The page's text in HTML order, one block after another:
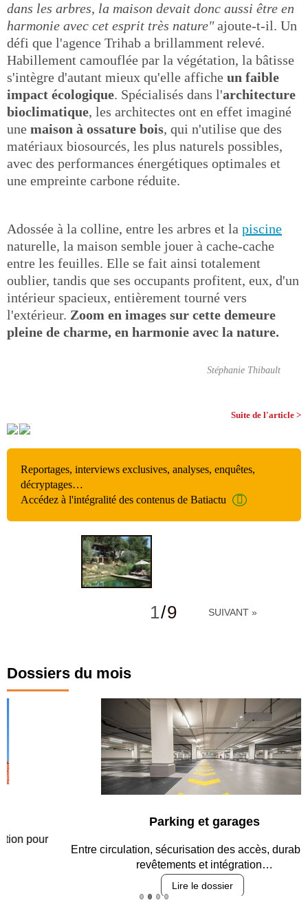
dans les arbres, la maison devait donc aussi être en
harmonie avec cet esprit très nature"ajoute-t-il. Un
défi que l'agence Trihab a brillamment relevé.
Habillement camouflée par la végétation, la bâtisse
s'intègre d'autant mieux qu'elle affiche un faible
impact écologique. Spécialisés dans l'architecture
bioclimatique, les architectes ont en effet imaginé
une maison à ossature bois, qui n'utilise que des
matériaux biosourcés, les plus naturels possibles,
avec des performances énergétiques optimales et
une empreinte carbone réduite.
Adossée à la colline, entre les arbres et la piscine
naturelle, la maison semble jouer à cache-cache
entre les feuilles. Elle se fait ainsi totalement
oublier, tandis que ses occupants profitent, eux, d'un
intérieur spacieux, entièrement tourné vers
l'extérieur. Zoom en images sur cette demeure
pleine de charme, en harmonie avec la nature.
Stéphanie Thibault
Suite de l'article >
Reportages, interviews exclusives, analyses, enquêtes,
décryptages…
Accédez à l'intégralité des contenus de Batiactu
1/9 SUIVANT »
Dossiers du mois
Parking et garages
Entre circulation, sécurisation des accès, durabilité des
revêtements et intégration…
Lire le dossier